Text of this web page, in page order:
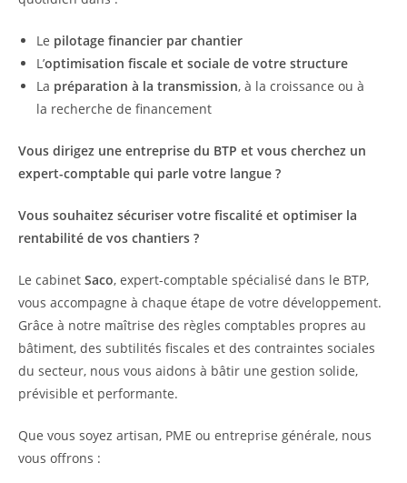
Le pilotage financier par chantier
L’optimisation fiscale et sociale de votre structure
La préparation à la transmission, à la croissance ou à
la recherche de financement
Vous dirigez une entreprise du BTP et vous cherchez un
expert-comptable qui parle votre langue ?
Vous souhaitez sécuriser votre fiscalité et optimiser la
rentabilité de vos chantiers ?
Le cabinet Saco, expert-comptable spécialisé dans le BTP,
vous accompagne à chaque étape de votre développement.
Grâce à notre maîtrise des règles comptables propres au
bâtiment, des subtilités fiscales et des contraintes sociales
du secteur, nous vous aidons à bâtir une gestion solide,
prévisible et performante.
Que vous soyez artisan, PME ou entreprise générale, nous
vous offrons :